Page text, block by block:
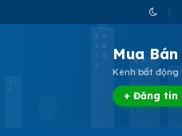
Mua Bán
Kênh bất động
+ Đăng tin